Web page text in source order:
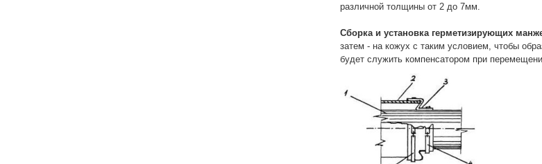
различной толщины от 2 до 7мм.
Сборка и установка герметизирующих
затем - на кожух с таким условием, чтобы
будет служить компенсатором при